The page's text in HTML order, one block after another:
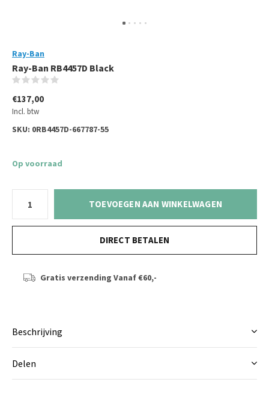
Ray-Ban
Ray-Ban RB4457D Black
€137,00
Incl. btw
SKU: 0RB4457D-667787-55
Op voorraad
TOEVOEGEN AAN WINKELWAGEN
DIRECT BETALEN
Gratis verzending Vanaf €60,-
Beschrijving
Delen